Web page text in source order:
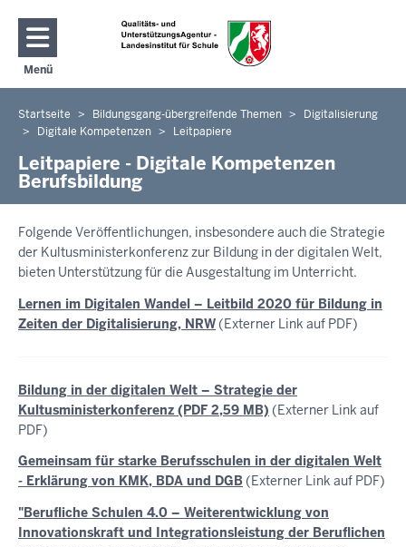
Direkt zum Inhalt
Menü
Navigation aktivieren/deaktivieren: Hauptmenü
Sie
befinden
sich
hier
Startseite Bildungsgang-übergreifende Themen
Digitalisierung
Digitale Kompetenzen
Leitpapiere
Leitpapiere - Digitale Kompetenzen
Berufsbildung
Folgende Veröffentlichungen, insbesondere auch die Strategie
der Kultusministerkonferenz zur Bildung in der digitalen Welt,
bieten Unterstützung für die Ausgestaltung im Unterricht.
Lernen im Digitalen Wandel – Leitbild 2020 für Bildung in
Zeiten der Digitalisierung, NRW (Externer Link auf PDF)
Bildung in der digitalen Welt – Strategie der
Kultusministerkonferenz (PDF 2,59 MB) (Externer Link auf
PDF)
Gemeinsam für starke Berufsschulen in der digitalen Welt
- Erklärung von KMK, BDA und DGB (Externer Link auf PDF)
"Berufliche Schulen 4.0 – Weiterentwicklung von
Innovationskraft und Integrationsleistung der Beruflichen